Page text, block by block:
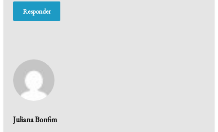
Responder
Juliana Bonfim